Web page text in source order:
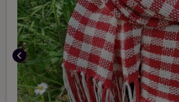
chevron_left